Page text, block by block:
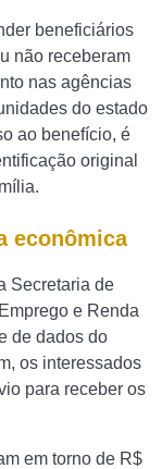
beneficiários
não receberam
nas agências
do estado
ao benefício, é
original
econômica
Secretaria de
e Renda
de dados do
os interessados
para receber os
em torno de R$